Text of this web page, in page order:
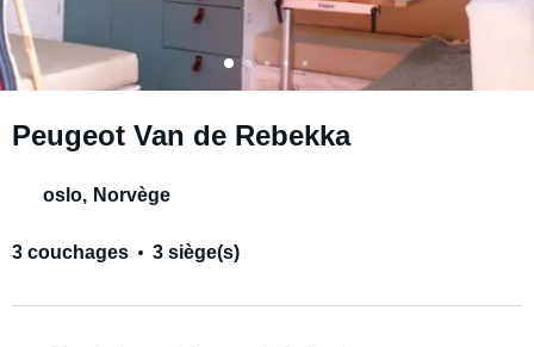
Peugeot Van de Rebekka
oslo, Norvège
3 couchages 3 siège(s)